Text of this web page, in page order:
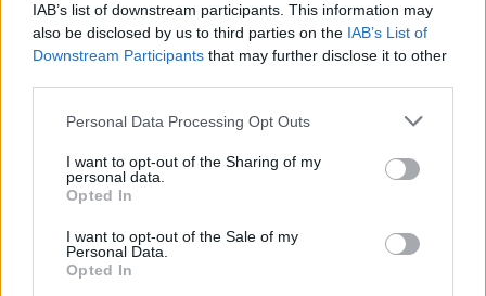
IAB’s list of downstream participants. This information may
also be disclosed by us to third parties on the IAB’s List of
Downstream Participants that may further disclose it to other
Please note that this website/app uses one or more Google
not limited to your visit or usage behaviour. You may click to
grant or deny consent to Google and its third-party tags to
use your data for below specified purposes in below Google
consent section.
Personal Data Processing Opt Outs
I want to opt-out of the Sharing of my
personal data.
Opted In
I want to opt-out of the Sale of my
Personal Data.
Opted In
Los monólogos de la vagina en el Nuevo Teatro
Libanés (México)
Mentidragsen el Teatro Aldama (México)
noche cultural. Aprovecha las promociones
disponibles para vivir una experiencia única.